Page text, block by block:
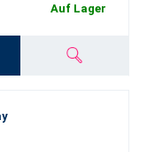
Auf Lager